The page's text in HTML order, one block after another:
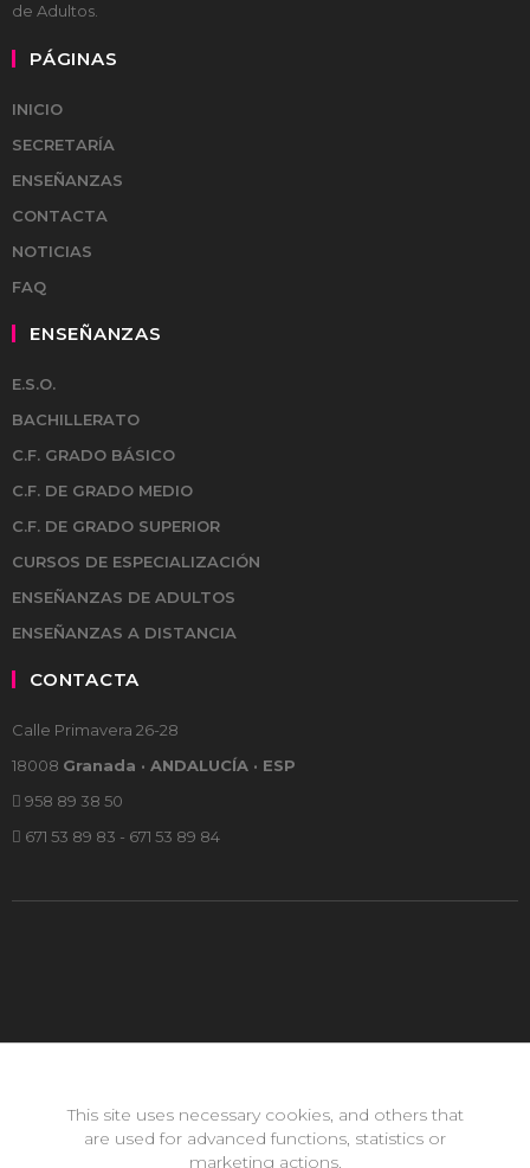
This site uses necessary cookies, and others that
are used for advanced functions, statistics or
marketing actions.
de Adultos.
PÁGINAS
INICIO
SECRETARÍA
ENSEÑANZAS
CONTACTA
NOTICIAS
FAQ
ENSEÑANZAS
E.S.O.
BACHILLERATO
C.F. GRADO BÁSICO
C.F. DE GRADO MEDIO
C.F. DE GRADO SUPERIOR
CURSOS DE ESPECIALIZACIÓN
ENSEÑANZAS DE ADULTOS
ENSEÑANZAS A DISTANCIA
CONTACTA
Calle Primavera 26-28
18008 Granada · ANDALUCÍA · ESP
958 89 38 50
671 53 89 83 - 671 53 89 84